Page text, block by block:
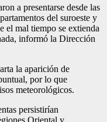
a presentarse desde las
del suroeste y
el mal tiempo se extienda
informó la Dirección
la aparición de
por lo que
meteorológicos.
persistirían
Oriental y